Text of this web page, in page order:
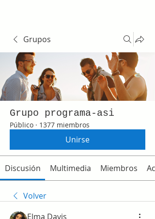
Grupos
Grupo programa-asi
Público · 1377 miembros
Unirse
Discusión Multimedia Miembros
Volver
Elma Davis